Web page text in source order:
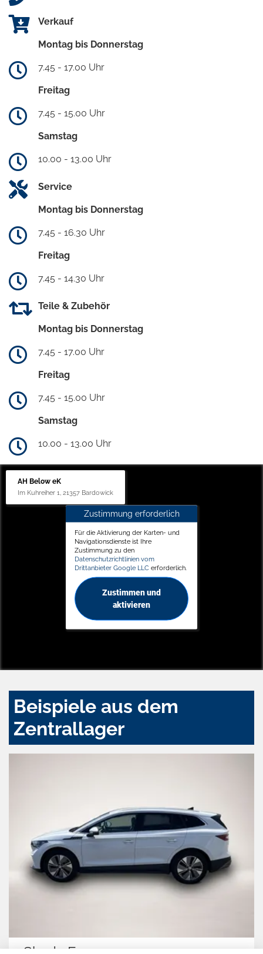
Verkauf
Montag bis Donnerstag
7.45 - 17.00 Uhr
Freitag
7.45 - 15.00 Uhr
Samstag
10.00 - 13.00 Uhr
Service
Montag bis Donnerstag
7.45 - 16.30 Uhr
Freitag
7.45 - 14.30 Uhr
Teile & Zubehör
Montag bis Donnerstag
7.45 - 17.00 Uhr
Freitag
7.45 - 15.00 Uhr
Samstag
10.00 - 13.00 Uhr
AH Below eK
Im Kuhreiher 1, 21357 Bardowick
Zustimmung erforderlich
Für die Aktivierung der Karten- und
Navigationsdienste ist Ihre
Zustimmung zu den
Datenschutzrichtlinien vom
Drittanbieter Google LLC erforderlich.
Zustimmen und
aktivieren
Beispiele aus dem
Zentrallager